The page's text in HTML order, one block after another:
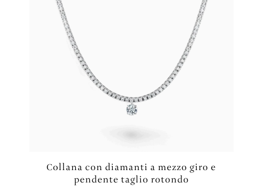
Collana con diamanti a mezzo giro e
pendente taglio rotondo